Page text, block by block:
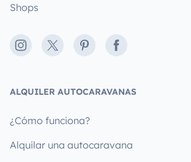
Shops
Instagram
X PinterestFacebook
ALQUILER AUTOCARAVANAS
¿Cómo funciona?
Alquilar una autocaravana